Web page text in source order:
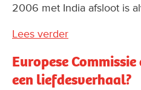
2006 met India afsloot is
Lees verder
Europese
een liefdesverhaal?